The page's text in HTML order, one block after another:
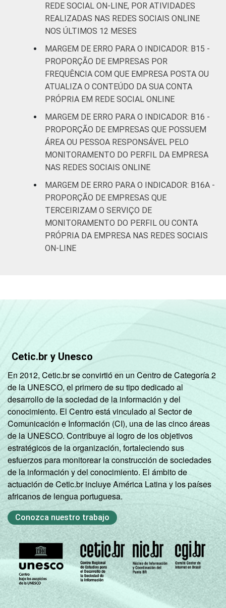
REDE SOCIAL ON-LINE, POR ATIVIDADES
REALIZADAS NAS REDES SOCIAIS ONLINE
NOS ÚLTIMOS 12 MESES
MARGEM DE ERRO PARA O INDICADOR: B15 -
PROPORÇÃO DE EMPRESAS POR
FREQUÊNCIA COM QUE EMPRESA POSTA OU
ATUALIZA O CONTEÚDO DA SUA CONTA
PRÓPRIA EM REDE SOCIAL ONLINE
MARGEM DE ERRO PARA O INDICADOR: B16 -
PROPORÇÃO DE EMPRESAS QUE POSSUEM
ÁREA OU PESSOA RESPONSÁVEL PELO
MONITORAMENTO DO PERFIL DA EMPRESA
NAS REDES SOCIAIS ONLINE
MARGEM DE ERRO PARA O INDICADOR: B16A -
PROPORÇÃO DE EMPRESAS QUE
TERCEIRIZAM O SERVIÇO DE
MONITORAMENTO DO PERFIL OU CONTA
PRÓPRIA DA EMPRESA NAS REDES SOCIAIS
ON-LINE
Cetic.br y Unesco
En 2012, Cetic.br se convirtió en un Centro de Categoría 2
de la UNESCO, el primero de su tipo dedicado al
desarrollo de la sociedad de la información y del
conocimiento. El Centro está vinculado al Sector de
Comunicación e Información (CI), una de las cinco áreas
de la UNESCO. Contribuye al logro de los objetivos
estratégicos de la organización, fortaleciendo sus
esfuerzos para monitorear la construcción de sociedades
de la información y del conocimiento. El ámbito de
actuación de Cetic.br incluye América Latina y los países
africanos de lengua portuguesa.
Conozca nuestro trabajo